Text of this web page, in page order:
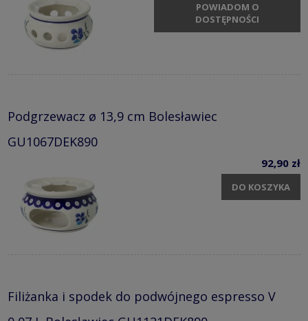
POWIADOM O
DOSTĘPNOŚCI
Podgrzewacz ø 13,9 cm Bolesławiec
GU1067DEK890
92,90 zł
DO KOSZYKA
Filiżanka i spodek do podwójnego espresso V